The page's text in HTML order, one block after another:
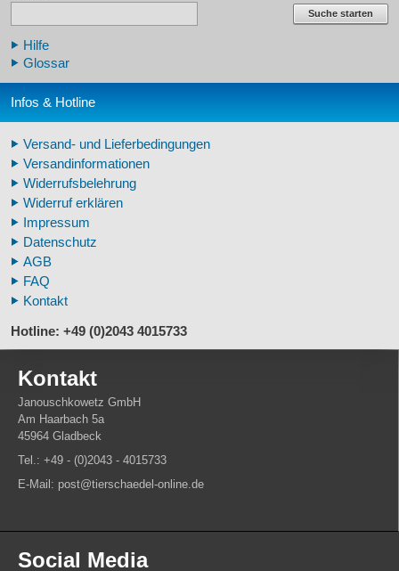
Schädelreplikate Mensch
Knochenreplikate Mensch
Arm-/Beinskelette Mensch
Zähne Warzenschwein
Veterinär - Lehrmittel
Fossilreplikate Mensch
Pferdemähnen
Fußspuren museal
Tierhörner
Suche starten
Hilfe
Glossar
Infos & Hotline
Versand- und Lieferbedingungen
Versandinformationen
Widerrufsbelehrung
Widerruf erklären
Impressum
Datenschutz
AGB
FAQ
Kontakt
Hotline: +49 (0)2043 4015733
Kontakt
Janouschkowetz GmbH
Am Haarbach 5a
45964 Gladbeck
Tel.: +49 - (0)2043 - 4015733
E-Mail: post@tierschaedel-online.de
Social Media